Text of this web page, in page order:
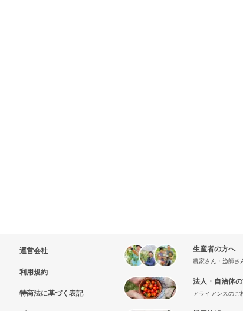
運営会社
利用規約
特商法に基づく表記
生産者の方へ
農家さん・漁師さ
法人・自治体
アライアンスのご